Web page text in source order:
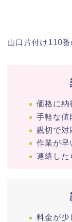
山口片付け110番
価格に納
手軽な値
親切で対
作業が早
連絡した
料金が少